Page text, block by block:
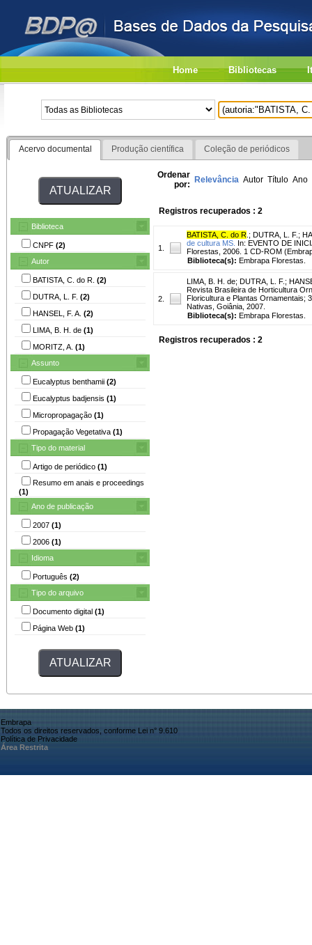
Home Bibliotecas
Acervo documental Produção científica Coleção de periódicos
Biblioteca
CNPF (2)
Autor
BATISTA, C. do R. (2)
DUTRA, L. F. (2)
HANSEL, F. A. (2)
LIMA, B. H. de (1)
MORITZ, A. (1)
Assunto
Eucalyptus benthamii (2)
Eucalyptus badjensis (1)
Micropropagação (1)
Propagação Vegetativa (1)
Tipo do material
Artigo de periódico (1)
Resumo em anais e proceedings
(1)
Ano de publicação
2007 (1)
2006 (1)
Idioma
Português (2)
Tipo do arquivo
Documento digital (1)
Página Web (1)
Ordenar
por: Relevância Autor Título Ano
Registros recuperados : 2
1.
BATISTA, C. do R ; DUTRA, L. F. ;
de cultura MS. In: EVENTO DE
Florestas, 2006. 1 CD-ROM
Biblioteca(s): Embrapa Florestas.
2.
LIMA, B. H. de; DUTRA, L. F. ;
Revista Brasileira de Horticultura
Floricultura e Plantas Ornamentais;
Nativas, Goiânia, 2007.
Biblioteca(s): Embrapa Florestas.
Registros recuperados : 2
Embrapa
Todos os direitos reservados, conforme Lei n° 9.610
Política de Privacidade
Área Restrita